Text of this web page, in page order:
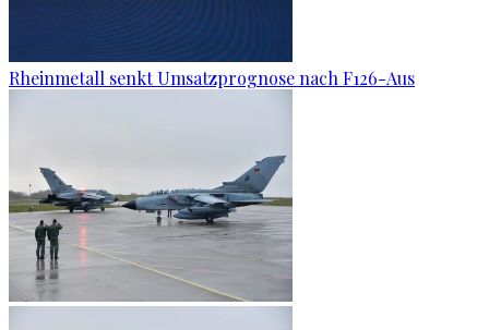
Rheinmetall senkt Umsatzprognose nach F126-Aus